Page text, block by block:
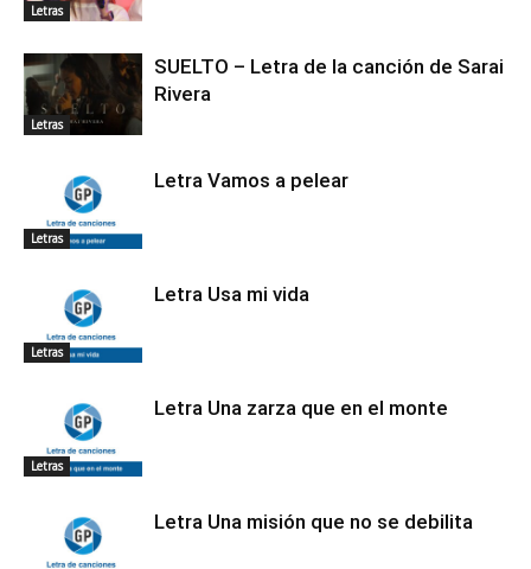
Letras
Letras
SUELTO – Letra de la canción de Sarai
Rivera
Letras
Letra Vamos a pelear
Letras
Letra Usa mi vida
Letras
Letra Una zarza que en el monte
Letra Una misión que no se debilita